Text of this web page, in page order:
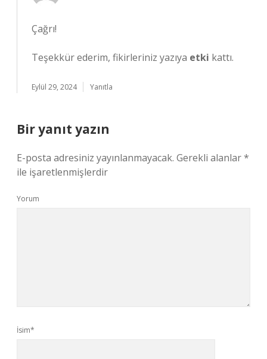
Çağrı!
Teşekkür ederim, fikirleriniz yazıya etki kattı.
Eylül 29, 2024 Yanıtla
Bir yanıt yazın
E-posta adresiniz yayınlanmayacak. Gerekli alanlar*
ile işaretlenmişlerdir
Yorum
İsim*